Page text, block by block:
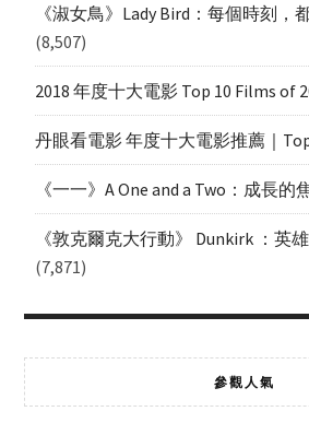
《淑女鳥》Lady Bird：每個時刻，
(8,507)
2018 年度十大電影 Top 10 Films of
丹眼看電影 年度十大電影推薦｜
《一一》A One and a Two：成長的
《敦克爾克大行動》 Dunkirk ：英
(7,871)
參觀人氣